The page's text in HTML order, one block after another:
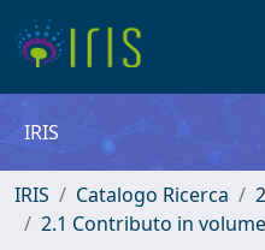
IRIS
IRIS Catalogo Ricerca
2.1 Contributo in